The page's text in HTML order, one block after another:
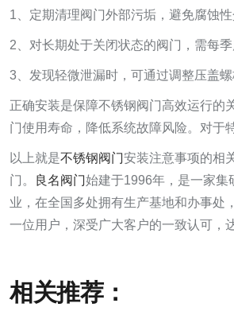
1、定期清理阀门外部污垢，避免腐蚀性
2、对长期处于关闭状态的阀门，需每
3、发现轻微泄漏时，可通过调整压盖
正确安装是保障不锈钢阀门高效运行的
门使用寿命，降低系统故障风险。对于
以上就是不锈钢阀门安装注意事项的相
门。
良名阀门始建于1996年，是一家集
业，在全国多处拥有生产基地和办事处
一位用户，深受广大客户的一致认可，
相关推荐：